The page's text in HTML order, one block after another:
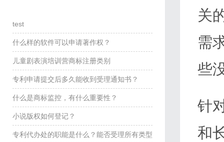
关
需
些
针
和
test
什么样的软件可以申请著作权？
儿童剧表演培训营商标注册类别
专利申请提交后多久能收到受理通知书？
什么是商标监控，有什么重要性？
小说版权如何登记？
专利代办处的职能是什么？能否受理所有类型